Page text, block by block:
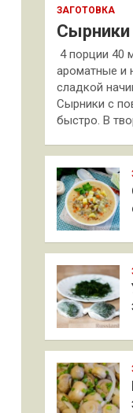
ЗАГОТОВКА
4 порции 40
ароматные и
сладкой
Сырники с
быстро. В